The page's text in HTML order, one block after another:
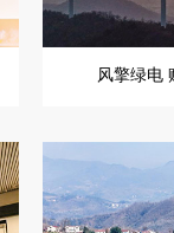
风擎绿电